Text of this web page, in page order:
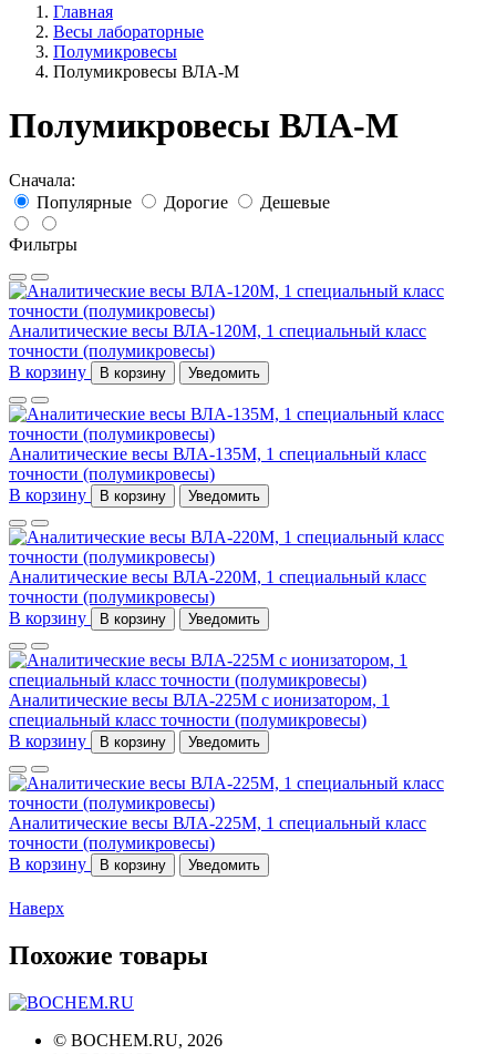
Главная
Весы лабораторные
Полумикровесы
Полумикровесы ВЛА-М
Полумикровесы ВЛА-М
Сначала:
Популярные
Дорогие Дешевые
Фильтры
Аналитические весы ВЛА-120М, 1 специальный класс
точности (полумикровесы)
В корзину
В корзину Уведомить
Аналитические весы ВЛА-135М, 1 специальный класс
точности (полумикровесы)
В корзину
В корзину Уведомить
Аналитические весы ВЛА-220М, 1 специальный класс
точности (полумикровесы)
В корзину
В корзину Уведомить
Аналитические весы ВЛА-225М с ионизатором, 1
специальный класс точности (полумикровесы)
В корзину
В корзину Уведомить
Аналитические весы ВЛА-225М, 1 специальный класс
точности (полумикровесы)
В корзину
В корзину Уведомить
Наверх
Похожие товары
© BOCHEM.RU, 2026